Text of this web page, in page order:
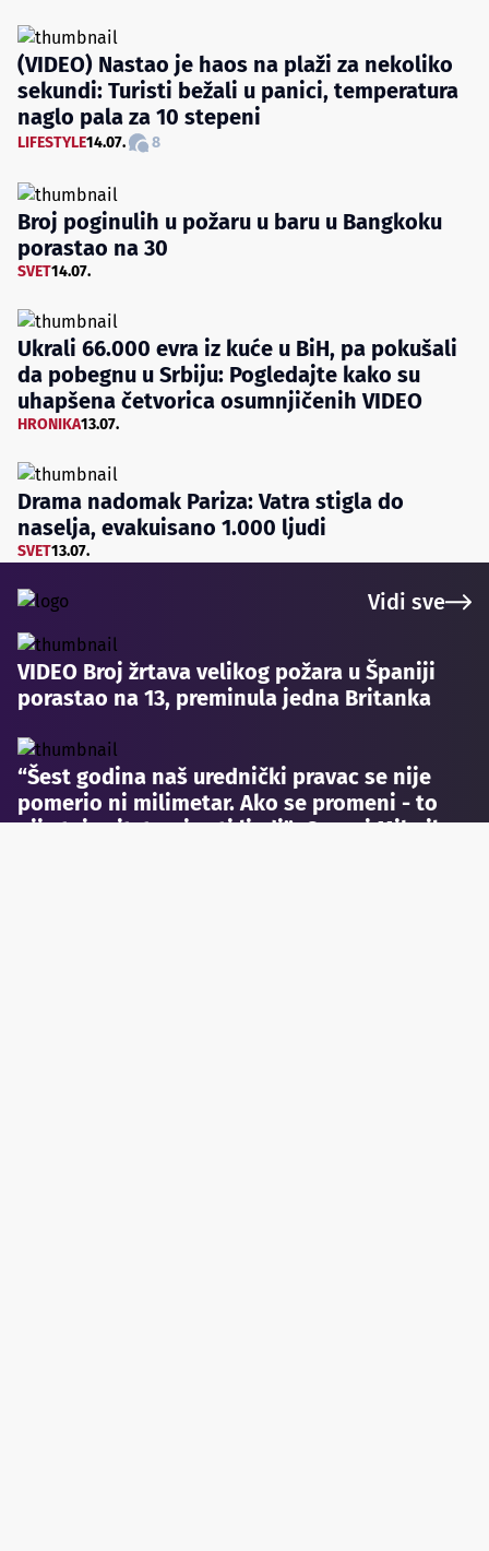
(VIDEO) Nastao je haos na plaži za nekoliko
sekundi: Turisti bežali u panici, temperatura
naglo pala za 10 stepeni
LIFESTYLE14.07. 8
Broj poginulih u požaru u baru u Bangkoku
porastao na 30
SVET14.07.
Ukrali 66.000 evra iz kuće u BiH, pa pokušali
da pobegnu u Srbiju: Pogledajte kako su
uhapšena četvorica osumnjičenih VIDEO
HRONIKA13.07.
Drama nadomak Pariza: Vatra stigla do
naselja, evakuisano 1.000 ljudi
SVET13.07.
Vidi sve
VIDEO Broj žrtava velikog požara u Španiji
porastao na 13, preminula jedna Britanka
“Šest godina naš urednički pravac se nije
pomerio ni milimetar. Ako se promeni - to
nije taj sajt, to nisu ti ljudi”: Govori Mihailo